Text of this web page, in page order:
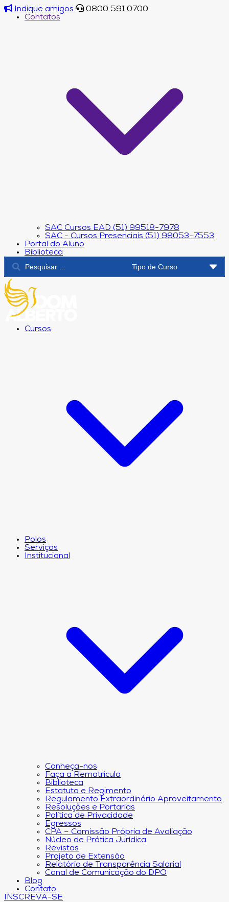
Indique amigos
0800 591 0700
Contatos
SAC Cursos EAD (51) 99518-7978
SAC - Cursos Presenciais (51) 98053-7553
Portal do Aluno
Biblioteca
Cursos
Polos
Serviços
Institucional
Conheça-nos
Faça a Rematrícula
Biblioteca
Estatuto e Regimento
Regulamento Extraordinário Aproveitamento
Resoluções e Portarias
Política de Privacidade
Egressos
CPA – Comissão Própria de Avaliação
Núcleo de Prática Jurídica
Revistas
Projeto de Extensão
Relatório de Transparência Salarial
Canal de Comunicação do DPO
Blog
Contato
INSCREVA-SE